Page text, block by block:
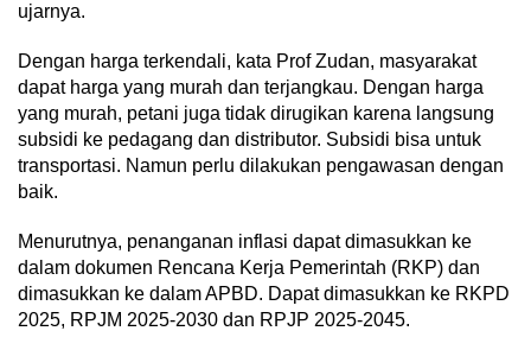
ujarnya.
Dengan harga terkendali, kata Prof Zudan, masyarakat
dapat harga yang murah dan terjangkau. Dengan harga
yang murah, petani juga tidak dirugikan karena langsung
subsidi ke pedagang dan distributor. Subsidi bisa untuk
transportasi. Namun perlu dilakukan pengawasan dengan
baik.
Menurutnya, penanganan inflasi dapat dimasukkan ke
dalam dokumen Rencana Kerja Pemerintah (RKP) dan
dimasukkan ke dalam APBD. Dapat dimasukkan ke RKPD
2025, RPJM 2025-2030 dan RPJP 2025-2045.